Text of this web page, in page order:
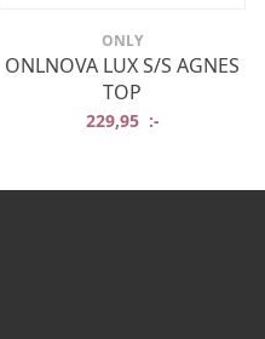
ONLY
ONLNOVA LUX S/S AGNES
TOP
229,95 :-